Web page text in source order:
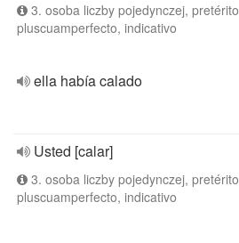
3. osoba liczby pojedynczej, pretérito
pluscuamperfecto, indicativo
ella había calado
Usted [calar]
3. osoba liczby pojedynczej, pretérito
pluscuamperfecto, indicativo